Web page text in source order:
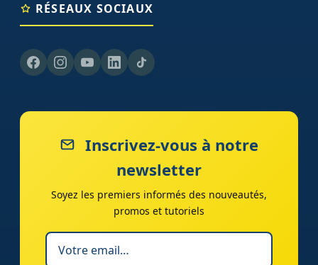
RÉSEAUX SOCIAUX
Inscrivez-vous à notre
newsletter
Soyez les premiers informés des nouveautés,
promos et tutoriels